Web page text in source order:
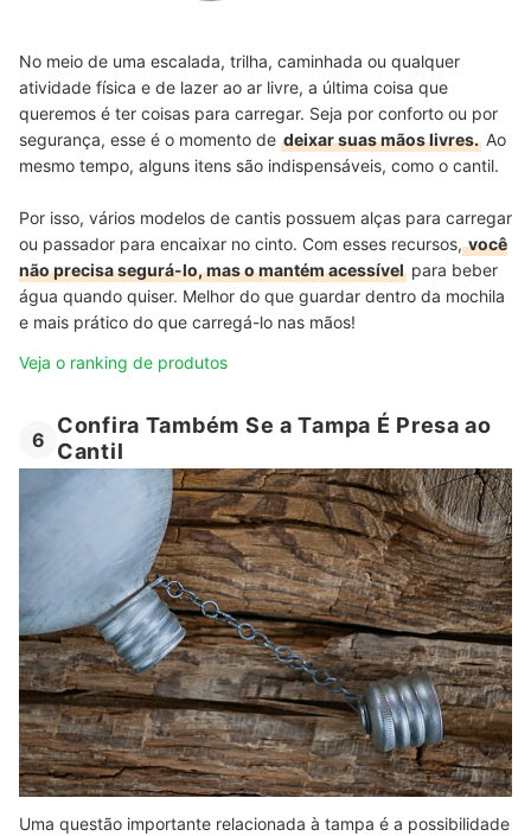
No meio de uma escalada, trilha, caminhada ou qualquer
atividade física e de lazer ao ar livre, a última coisa que
queremos é ter coisas para carregar. Seja por conforto ou por
segurança, esse é o momento de deixar suas mãos livres. Ao
mesmo tempo, alguns itens são indispensáveis, como o cantil.
Por isso, vários modelos de cantis possuem alças para carregar
ou passador para encaixar no cinto. Com esses recursos,você
não precisa segurá-lo, mas o mantém acessível para beber
água quando quiser. Melhor do que guardar dentro da mochila
e mais prático do que carregá-lo nas mãos!
Veja o ranking de produtos
6
Confira Também Se a Tampa É Presa ao
Cantil
Uma questão importante relacionada à tampa é a possibilidade